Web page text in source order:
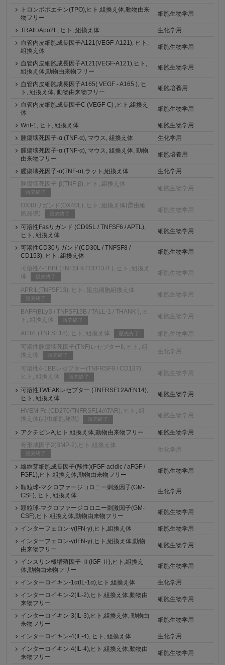
トロンボポエチン(TPO),ヒト,組換え体,動物由来
物フリー
細胞生物学用
TRAIL/Apo2L, ヒト, 組換え体
生化学用
血管内皮細胞成長因子A121(VEGF-A121), ヒト,
組換え体
細胞生物学用
血管内皮細胞成長因子A121(VEGF-A121),ヒト,
組換え体,動物由来物フリー
細胞生物学用
血管内皮細胞成長因子A165( VEGF - A165 ), ヒ
ト, 組換え体, 動物由来物フリー
細胞培養用
血管内皮細胞成長因子C (VEGF-C) ,ヒト,組換え
体
細胞生物学用
Wnt-1, ヒト, 組換え体
細胞生物学用
腫瘍壊死因子-α (TNF-α), マウス, 組換え体
生化学用
腫瘍壊死因子-α (TNF-α), マウス, 組換え体, 動物
由来物フリー
細胞培養用
腫瘍壊死因子-α(TNF-α),ラット,組換え体
生化学用
腫瘍壊死因子-β(TNF-β), ヒト, 組換え体
販売終了
細胞生物学用
OX40リガンド(OX40L), ヒト, 組換え体(昆虫細
胞発現)
販売終了
細胞生物学用
可溶性Fasリガンド (CD95L / TNFSF6 / APTL),
ヒト, 組換え体
細胞生物学用
可溶性CD30リガンド(CD30L / TNFSF8 /
CD153), ヒト, 組換え体
細胞生物学用
可溶性4-1BBL(TNFSF9 / CD137L), ヒト, 組換え
体
販売終了
細胞生物学用
APRIL(TNFSF13), ヒト, 昆虫細胞組換え体
販売終了
細胞生物学用
BAFF(BLyS / TNFSF13B / TALL-1 / THANK ), ヒ
ト, 組換え体
販売終了
細胞生物学用
AITRL(TNFSF18), ヒト, 組換え体 販売終了
細胞生物学用
可溶性腫瘍壊死因子(TNF)レセプターII, ヒト, 組
換え体
販売終了
生化学用
可溶性4-1BBレセプター(TNFRSF9 / CD137),
ヒト, 組換え体
販売終了
細胞生物学用
可溶性TWEAKレセプター (TNFRSF12A/FN14),
ヒト, 組換え体
細胞生物学用
HVEM-Fc (CD270/TNFRSF14/ATAR), ヒト, 組
換え体(昆虫細胞発現)
販売終了
細胞生物学用
アクチビンA,ヒト,組換え体,動物由来物フリー
細胞生物学用
骨形成因子2(BMP-2),ヒト,組換え体
販売終了
生化学用
線維芽細胞成長因子(酸性)(FGF-acidic / aFGF /
FGF1),ヒト,組換え体,動物由来物フリー
細胞生物学用
顆粒球-マクロファージコロニー刺激因子(GM-
CSF), ヒト, 組換え体
生化学用
顆粒球-マクロファージコロニー刺激因子(GM-
CSF),ヒト,組換え体,動物由来物フリー
細胞生物学用
インターフェロン-γ(IFN-γ),ヒト,組換え体
細胞生物学用
インターフェロン-γ(IFN-γ),ヒト,組換え体,動物
由来物フリー
細胞生物学用
インスリン様増殖因子-Ⅱ(IGF-Ⅱ),ヒト,組換え
体,動物由来物フリー
細胞生物学用
インターロイキン-1α(IL-1α),ヒト,組換え体
生化学用
インターロイキン-2(IL-2),ヒト,組換え体,動物由
来物フリー
細胞生物学用
インターロイキン-3(IL-3),ヒト,組換え体, 動物由
来物フリー
細胞生物学用
インターロイキン-4(IL-4), ヒト, 組換え体
生化学用
インターロイキン‐4(IL-4),ヒト,組換え体,動物由
来物フリー
細胞生物学用